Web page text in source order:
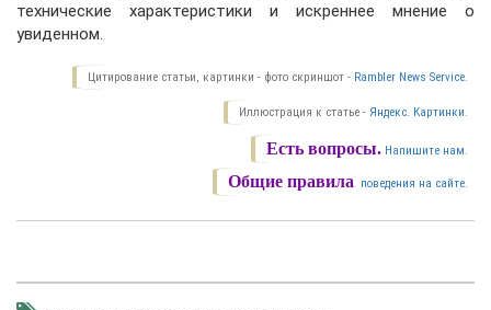
технические характеристики и искреннее мнение о
увиденном.
Цитирование статьи, картинки - фото скриншот - Rambler News Service.
Иллюстрация к статье - Яндекс. Картинки.
Есть вопросы. Напишите нам.
Общие правила поведения на сайте.